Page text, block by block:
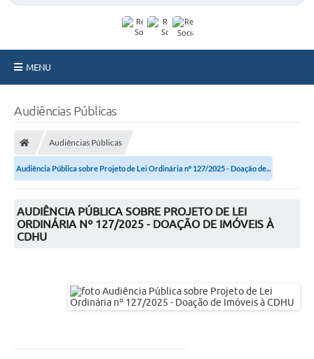
MENU
Secretarias
Serviços Online
Carta de Serviços
Contato
Audiências Públicas
Audiências Públicas
Audiência Pública sobre Projeto de Lei Ordinária nº 127/2025 - Doação de...
AUDIÊNCIA PÚBLICA SOBRE PROJETO DE LEI
ORDINÁRIA Nº 127/2025 - DOAÇÃO DE IMÓVEIS À
CDHU